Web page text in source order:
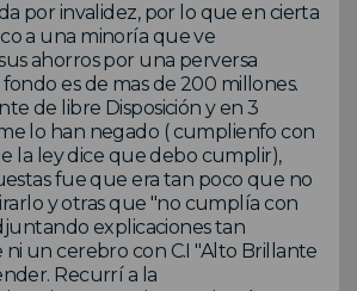
por invalidez, por lo que en cierta
a una minoría que ve
ahorros por una perversa
es de mas de 200 millones.
de libre Disposición y en 3
lo han negado ( cumplienfo con
la ley dice que debo cumplir),
fue que era tan poco que no
y otras que "no cumplía con
explicaciones tan
un cerebro con C.I "Alto Brillante
Recurrí a la